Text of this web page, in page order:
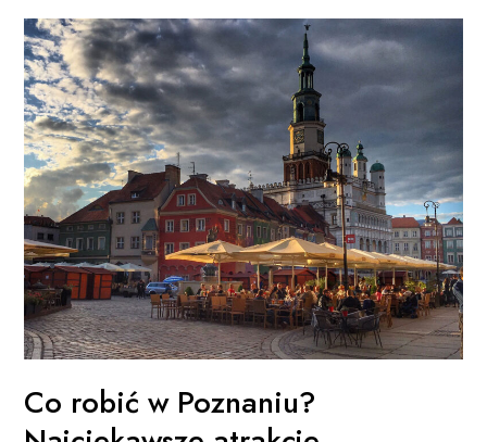
Co robić w Poznaniu?
Co
robić
w
Poznaniu?
Najciekawsze
atrakcje